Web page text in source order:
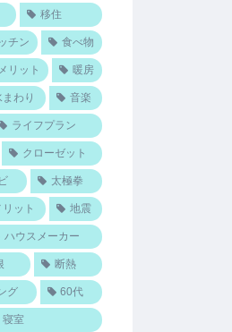
移住
チン 食べ物
リット 暖房
まわり 音楽
ライフプラン
クローゼット
太極拳
リット 地震
ハウスメーカー
断熱
グ 60代
寝室